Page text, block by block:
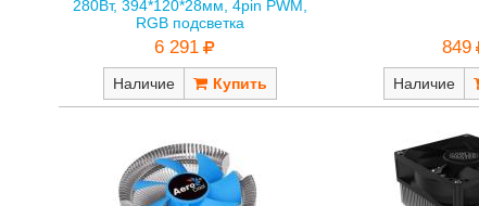
280Вт, 394*120*28мм, 4pin PWM,
RGB подсветка
6 291
Наличие
849
Наличие